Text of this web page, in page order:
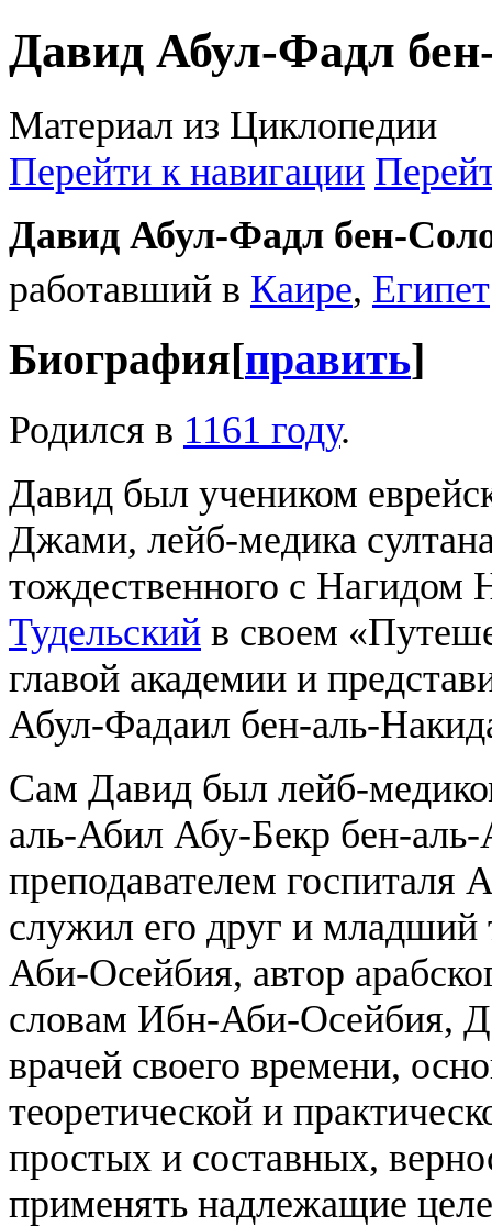
Давид Абул-Фадл
Материал из Циклопедии
Перейти к навигации
Давид Абул-Фадл бен-
работавший в Каире, Египет
Биография[править]
Родился в 1161 году.
Давид был учеником
Джами, лейб-медика
тождественного с Нагидом
Тудельский в своем
главой академии и
Абул-Фадаил бен-аль-
Сам Давид был лейб-
аль-Абил Абу-Бекр бен-
преподавателем
служил его друг и
Аби-Осейбия, автор
словам Ибн-Аби-Осейбия,
врачей своего времени,
теоретической и
простых и составных,
применять надлежащие